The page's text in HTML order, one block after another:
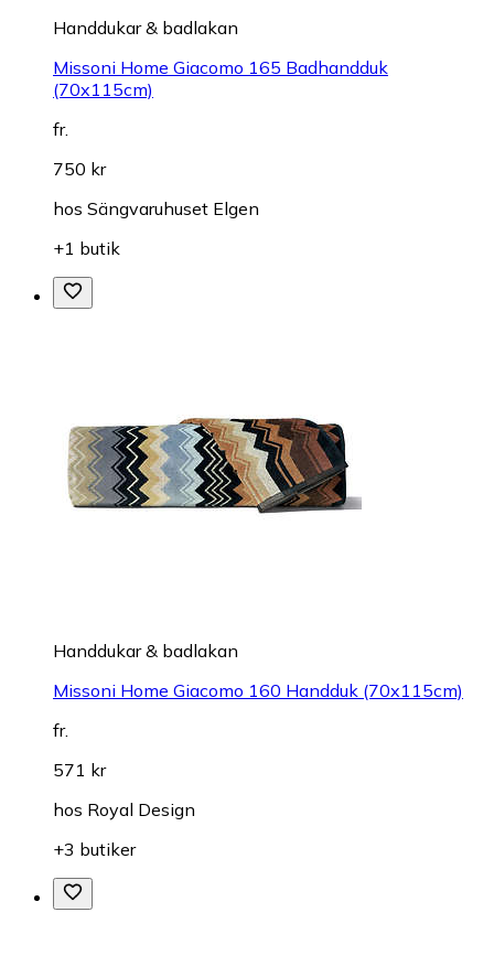
Handdukar & badlakan
Missoni Home Giacomo 165 Badhandduk
(70x115cm)
fr.
750 kr
hos Sängvaruhuset Elgen
+1 butik
Handdukar & badlakan
Missoni Home Giacomo 160 Handduk (70x115cm)
fr.
571 kr
hos Royal Design
+3 butiker